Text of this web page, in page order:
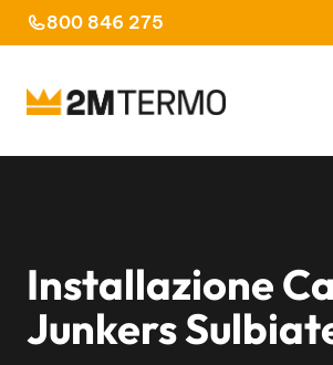
al
800 846 275
Installazione
Junkers